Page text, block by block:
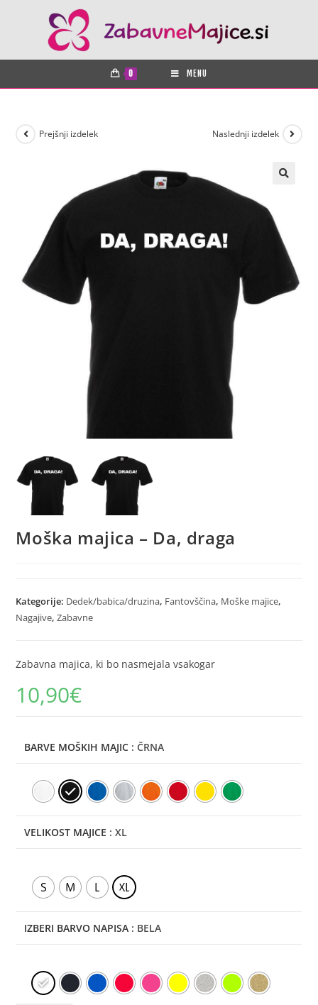
0 MENU
Prejšnji izdelek Naslednji izdelek
Moška majica – Da, draga
Kategorije: Dedek/babica/druzina, Fantovščina, Moške majice,
Nagajive,Zabavne
Zabavna majica, ki bo nasmejala vsakogar
10,90€
BARVE MOŠKIH MAJIC : ČRNA
VELIKOST MAJICE : XL
S M L XL
IZBERI BARVO NAPISA : BELA